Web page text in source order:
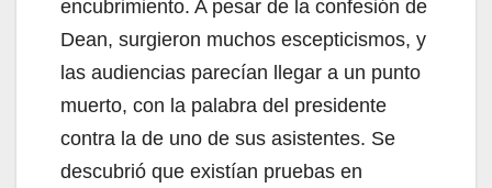
encubrimiento. A pesar de la confesión de
Dean, surgieron muchos escepticismos, y
las audiencias parecían llegar a un punto
muerto, con la palabra del presidente
contra la de uno de sus asistentes. Se
descubrió que existían pruebas en